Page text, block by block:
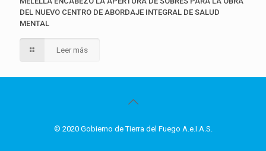
DEL NUEVO CENTRO DE ABORDAJE INTEGRAL DE SALUD
MENTAL
Leer más
© 2020 Gobierno de Tierra del Fuego A.e.I.A.S.